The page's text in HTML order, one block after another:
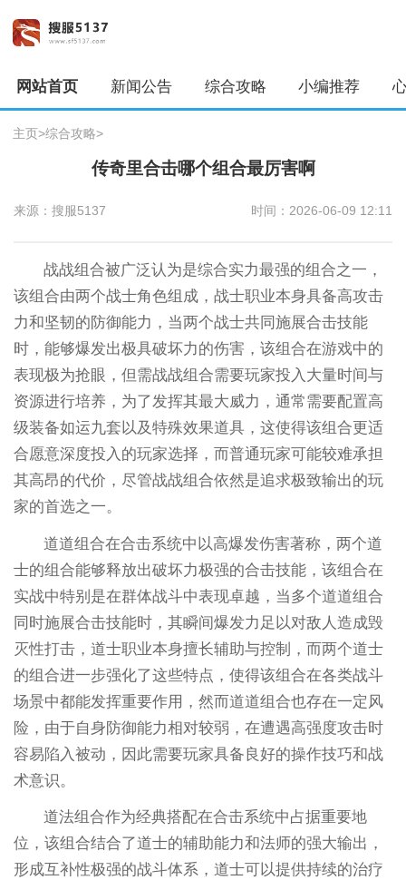
网站首页 新闻公告 综合攻略 小编推荐
主页>综合攻略>
传奇里合击哪个组合最厉害啊
来源：搜服5137 时间：2026-06-09 12:11
战战组合被广泛认为是综合实力最强的组合之一，
该组合由两个战士角色组成，战士职业本身具备高攻击
力和坚韧的防御能力，当两个战士共同施展合击技能
时，能够爆发出极具破坏力的伤害，该组合在游戏中的
表现极为抢眼，但需战战组合需要玩家投入大量时间与
资源进行培养，为了发挥其最大威力，通常需要配置高
级装备如运九套以及特殊效果道具，这使得该组合更适
合愿意深度投入的玩家选择，而普通玩家可能较难承担
其高昂的代价，尽管战战组合依然是追求极致输出的玩
家的首选之一。
道道组合在合击系统中以高爆发伤害著称，两个道
士的组合能够释放出破坏力极强的合击技能，该组合在
实战中特别是在群体战斗中表现卓越，当多个道道组合
同时施展合击技能时，其瞬间爆发力足以对敌人造成毁
灭性打击，道士职业本身擅长辅助与控制，而两个道士
的组合进一步强化了这些特点，使得该组合在各类战斗
场景中都能发挥重要作用，然而道道组合也存在一定风
险，由于自身防御能力相对较弱，在遭遇高强度攻击时
容易陷入被动，因此需要玩家具备良好的操作技巧和战
术意识。
道法组合作为经典搭配在合击系统中占据重要地
位，该组合结合了道士的辅助能力和法师的强大输出，
形成互补性极强的战斗体系，道士可以提供持续的治疗